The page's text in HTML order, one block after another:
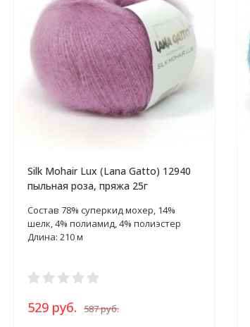
Silk Mohair Lux (Lana Gatto) 12940
пыльная роза, пряжа 25г
Состав 78% суперкид мохер, 14%
шелк, 4% полиамид, 4% полиэстер
Длина: 210 м
529 руб. 587 руб.